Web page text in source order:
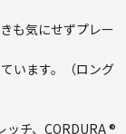
も気にせずプレー
います。（ロング
チ、CORDURA ®